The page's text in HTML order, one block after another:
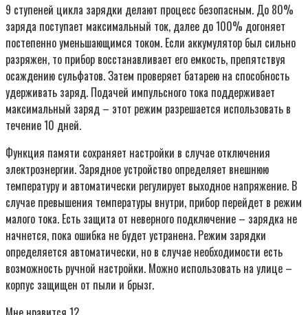
9 ступеней цикла зарядки делают процесс безопасным. До 80%
заряда поступает максимальный ток, далее до 100% догоняет
постепенно уменьшающимся током. Если аккумулятор был сильно
разряжен, то прибор восстанавливает его емкость, препятствуя
осаждению сульфатов. Затем проверяет батарею на способность
удерживать заряд. Подачей импульсного тока поддерживает
максимальный заряд – этот режим разрешается использовать в
течение 10 дней.
Функция памяти сохраняет настройки в случае отключения
электроэнергии. Зарядное устройство определяет внешнюю
температуру и автоматически регулирует выходное напряжение. В
случае превышения температуры внутри, прибор перейдет в режим
малого тока. Есть защита от неверного подключение – зарядка не
начнется, пока ошибка не будет устранена. Режим зарядки
определяется автоматически, но в случае необходимости есть
возможность ручной настройки. Можно использовать на улице –
корпус защищен от пыли и брызг.